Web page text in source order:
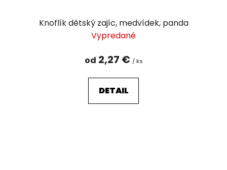
Knoflík dětský zajíc, medvídek, panda
Vypredané
od 2,27 € / ks
DETAIL